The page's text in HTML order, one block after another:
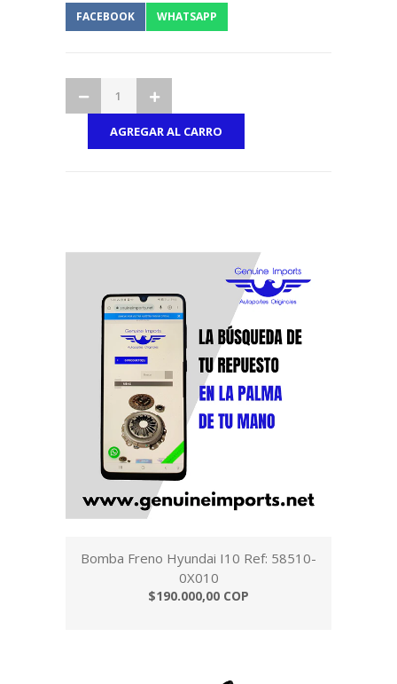
FACEBOOK WHATSAPP
Bomba Freno Hyundai I10 Ref: 58510-
0X010
$190.000,00 COP